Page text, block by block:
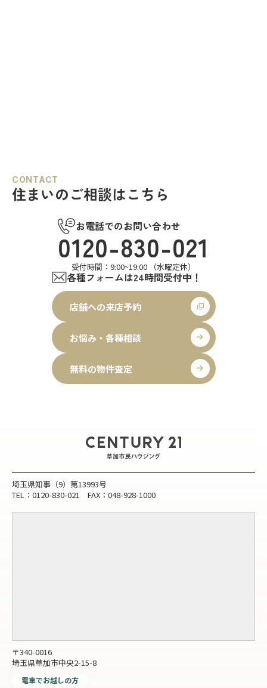
CONTACT
住まいのご相談はこちら
お電話でのお問い合わせ
0120-830-021
受付時間：9:00~19:00 （水曜定休）
各種フォームは24時間受付中！
店舗への来店予約
お悩み・各種相談
無料の物件査定
埼玉県知事（9）第13993号
TEL：0120-830-021 FAX：048-928-1000
〒340-0016
埼玉県草加市中央2-15-8
電車でお越しの方